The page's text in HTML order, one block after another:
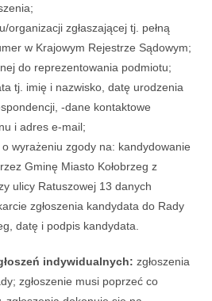
zgłaszającej tj. pełną
w Krajowym Rejestrze Sądowym;
do reprezentowania podmiotu;
tj. imię i nazwisko, datę urodzenia
-dane kontaktowe
i adres e-mail;
wyrażeniu zgody na: kandydowanie
Gminę Miasto Kołobrzeg z
ulicy Ratuszowej 13 danych
zgłoszenia kandydata do Rady
datę i podpis kandydata.
indywidualnych: zgłoszenia
zgłoszenie musi poprzeć co